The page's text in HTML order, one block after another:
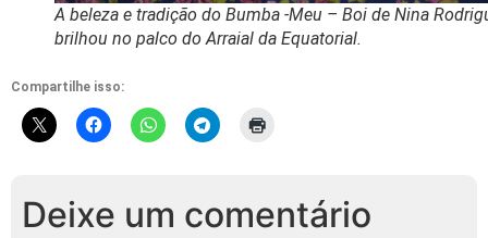
A beleza e tradição do Bumba -Meu – Boi de Nina
brilhou no palco do Arraial da Equatorial.
Compartilhe isso:
Deixe um comentário